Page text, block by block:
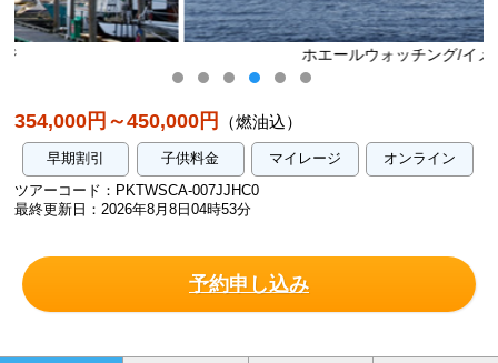
ホエールウォッチング/イメージ
354,000円～450,000円 （燃油込）
早期割引 子供料金 マイレージ
オンライン
ツアーコード：PKTWSCA-007JJHC0
最終更新日：2026年8月8日04時53分
予約申し込み